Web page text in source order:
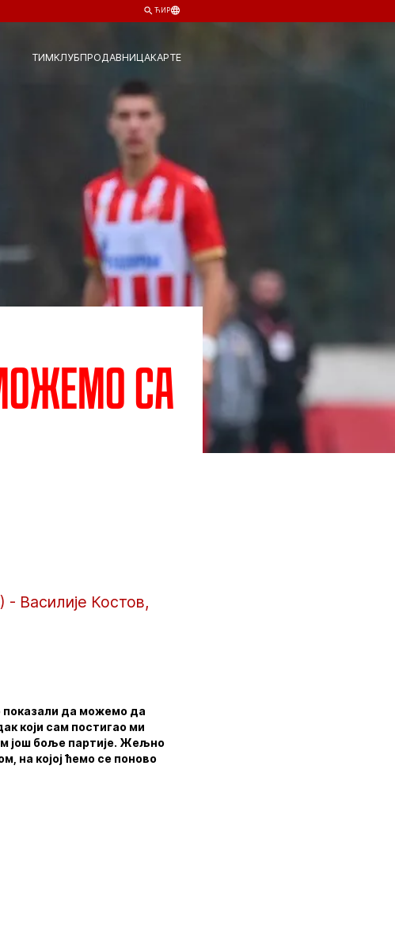
ЋИР
ТИМКЛУБПРОДАВНИЦАКАРТЕ
са
- Василије Костов,
показали да можемо да
који сам постигао ми
још боље партије. Жељно
на којој ћемо се поново